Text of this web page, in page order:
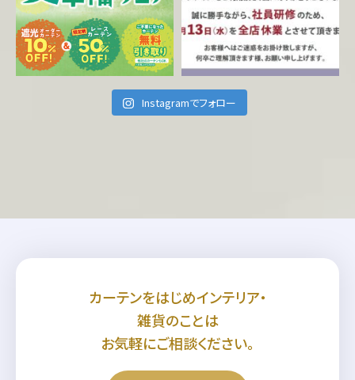
Instagramでフォロー
カーテンをはじめインテリア・
雑貨のことは
お気軽にご相談ください。